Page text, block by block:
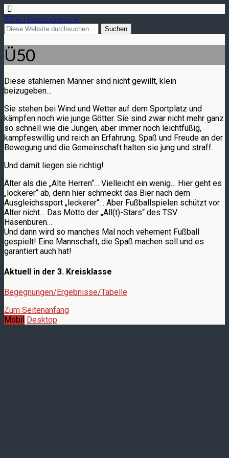
T.S.V. Hasenbüren e.V.
Ü50
Diese stählernen Männer sind nicht gewillt, klein
beizugeben…
Sie stehen bei Wind und Wetter auf dem Sportplatz und
kämpfen noch wie junge Götter. Sie sind zwar nicht mehr ganz
so schnell wie die Jungen, aber immer noch leichtfüßig,
kampfeswillig und reich an Erfahrung. Spaß und Freude an der
Bewegung und die Gemeinschaft halten sie jung und straff.
Und damit liegen sie richtig!
Älter als die „Alte Herren“… Vielleicht ein wenig… Hier geht es
„lockerer“ ab, denn hier schmeckt das Bier nach dem
Ausgleichssport „leckerer“… Aber Fußballspielen schützt vor
Alter nicht… Das Motto der „All(t)-Stars“ des TSV
Hasenbüren…
Und dann wird so manches Mal noch vehement Fußball
gespielt! Eine Mannschaft, die Spaß machen soll und es
garantiert auch hat!
Aktuell in der 3. Kreisklasse
Begegnungen/Ergebnisse/Tabelle
Zum Seitenanfang
Mobil Desktop